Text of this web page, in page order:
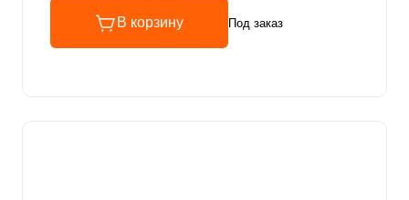
В корзину Под заказ